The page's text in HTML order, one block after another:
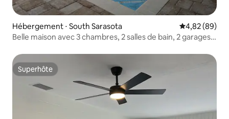
Hébergement ⋅ South Sarasota Évaluation
4,82 (89)
Belle maison avec 3 chambres, 2 salles de bain, 2 garages
Superhôte
Superhôte